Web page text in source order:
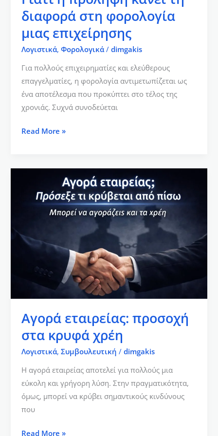
διαφορά στη φορολογία
μιας επιχείρησης
Λογιστικά,Φορολογικά /dimgakis
Για πολλούς επιχειρηματίες και ελεύθερους
επαγγελματίες, η φορολογία αντιμετωπίζεται ως
ένα αποτέλεσμα που προκύπτει στο τέλος της
χρονιάς. Συχνά συνοδεύεται
Read More »
Αγορά εταιρείας: προσοχή
στα κρυφά χρέη
Λογιστικά,Συμβουλευτική /dimgakis
Η αγορά εταιρείας αποτελεί για πολλούς μια
εύκολη και γρήγορη λύση. Στην πραγματικότητα,
όμως, μπορεί να κρύβει σημαντικούς κινδύνους
που
προσοχή
χρέη
Read More »